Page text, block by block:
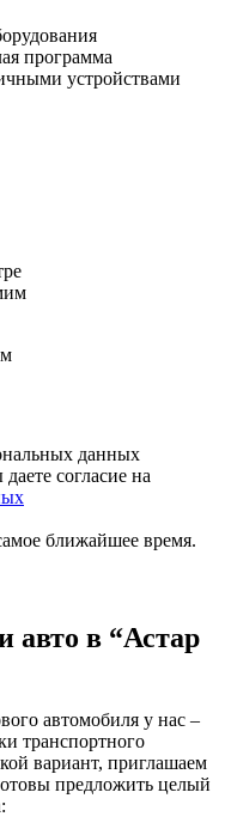
программа
устройствами
данных
согласие на
ближайшее время.
авто в “Астар
автомобиля у нас –
транспортного
вариант, приглашаем
предложить целый